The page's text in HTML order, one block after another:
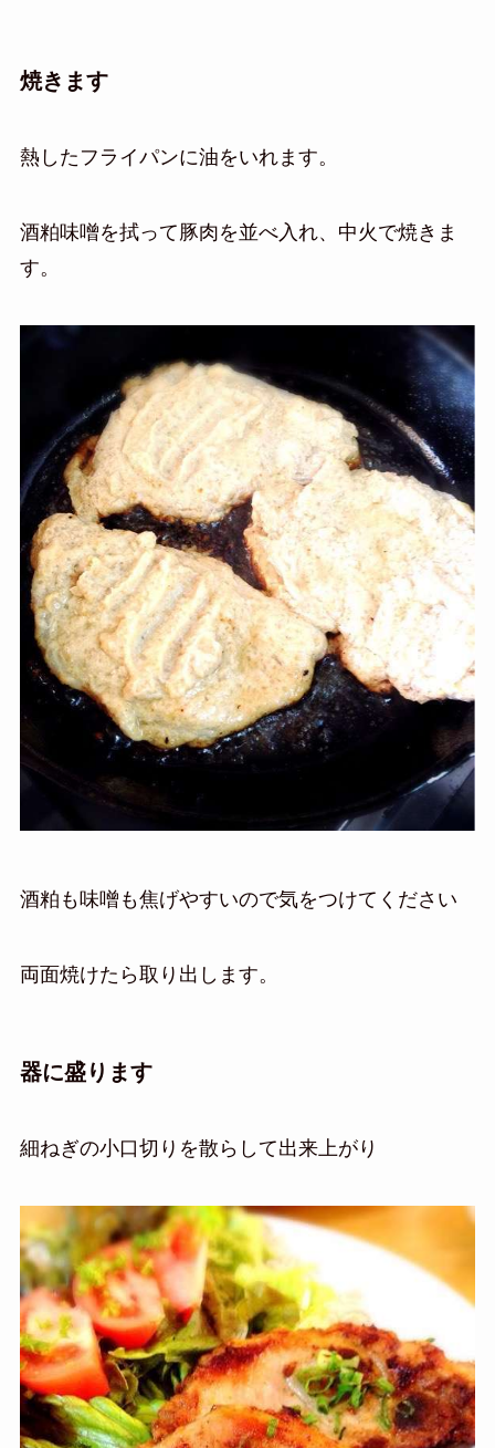
焼きます
熱したフライパンに油をいれます。
酒粕味噌を拭って豚肉を並べ入れ、中火で焼きま
す。
酒粕も味噌も焦げやすいので気をつけてください
両面焼けたら取り出します。
器に盛ります
細ねぎの小口切りを散らして出来上がり